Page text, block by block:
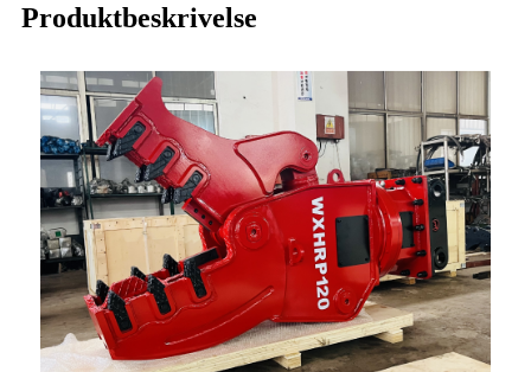
Produktbeskrivelse